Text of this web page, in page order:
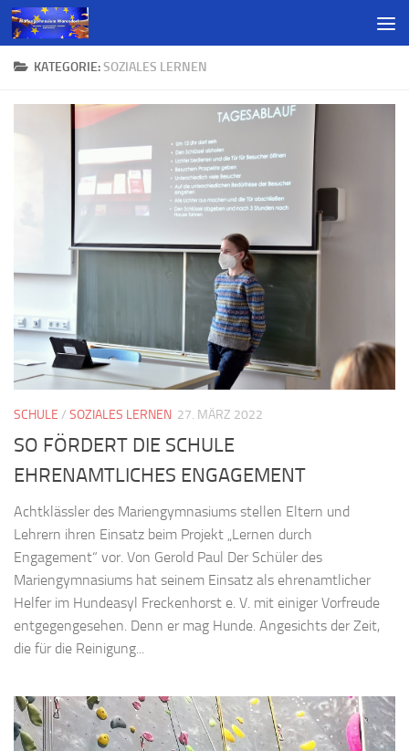
KATEGORIE:SOZIALES LERNEN
SCHULE / SOZIALES LERNEN 27. MÄRZ 2022
SO FÖRDERT DIE SCHULE
EHRENAMTLICHES ENGAGEMENT
Achtklässler des Mariengymnasiums stellen Eltern und
Lehrern ihren Einsatz beim Projekt „Lernen durch
Engagement“ vor. Von Gerold Paul Der Schüler des
Mariengymnasiums hat seinem Einsatz als ehrenamtlicher
Helfer im Hundeasyl Freckenhorst e. V. mit einiger Vorfreude
entgegengesehen. Denn er mag Hunde. Angesichts der Zeit,
die für die Reinigung...